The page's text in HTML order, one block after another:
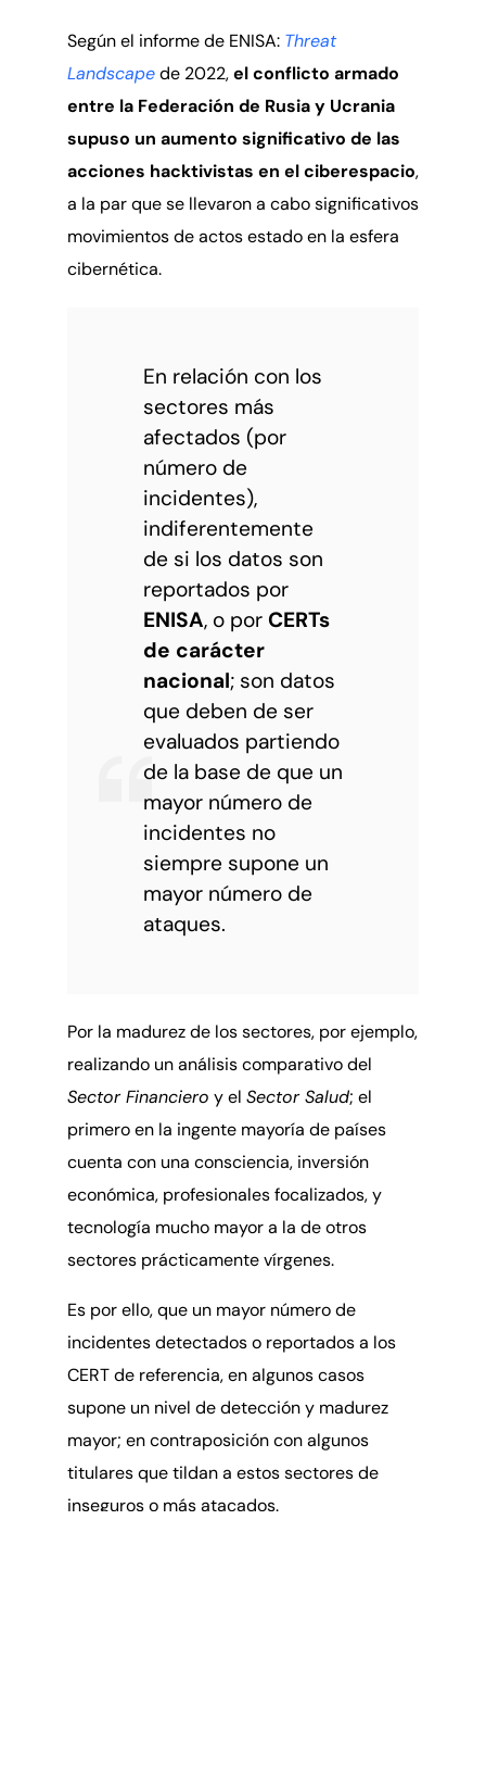
Según el informe de ENISA: Threat
Landscapede 2022,el conflicto armado
entre la Federación de Rusia y Ucrania
supuso un aumento significativo de las
acciones hacktivistas en el ciberespacio,
a la par que se llevaron a cabo significativos
movimientos de actos estado en la esfera
cibernética.
En relación con los
sectores más
afectados (por
número de
incidentes),
indiferentemente
de si los datos son
reportados por
ENISA, o por CERTs
de carácter
nacional; son datos
que deben de ser
evaluados partiendo
de la base de que un
mayor número de
incidentes no
siempre supone un
mayor número de
ataques.
Por la madurez de los sectores, por ejemplo,
realizando un análisis comparativo del
Sector Financiero y el Sector Salud; el
primero en la ingente mayoría de países
cuenta con una consciencia, inversión
económica, profesionales focalizados, y
tecnología mucho mayor a la de otros
sectores prácticamente vírgenes.
Es por ello, que un mayor número de
incidentes detectados o reportados a los
CERT de referencia, en algunos casos
supone un nivel de detección y madurez
mayor; en contraposición con algunos
titulares que tildan a estos sectores de
inseguros o más atacados.
Intranet